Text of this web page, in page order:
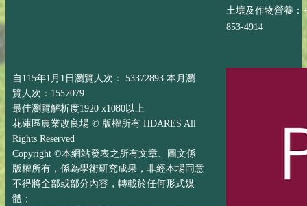
土壤及作物營養：
853-4914
自115年1月1日瀏覽人次： 53372893 本月瀏
覽人次：1557079
最佳瀏覽解析度1920 x1080以上
花蓮區農業改良場 © 版權所有 HDARES All
Rights Reserved
Copyright ©本網站發表之所有文章、圖文係
版權所有，係為學術研究成果，非經本場同意
不得將全部或部分內容，轉載於任何形式媒
體；